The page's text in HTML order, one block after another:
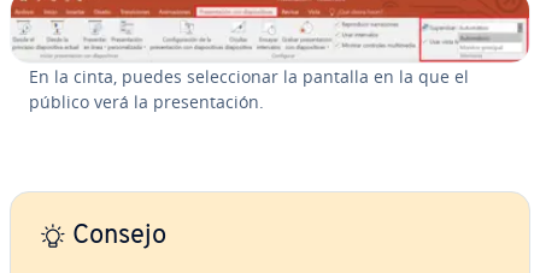
En la cinta, puedes se­le­c­cio­nar la pantalla en la que el
público verá la pre­se­n­ta­ción.
Consejo